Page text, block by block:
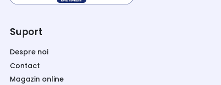
Suport
Despre noi
Contact
Magazin online